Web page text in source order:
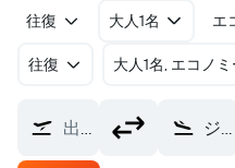
往復 大人1名 エ
往復 大人1名, エコノ
出発地 ジュアゼイロ・ド・ノルテ空港 (JDO)